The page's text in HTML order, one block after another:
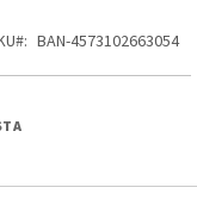
BAN-4573102663054